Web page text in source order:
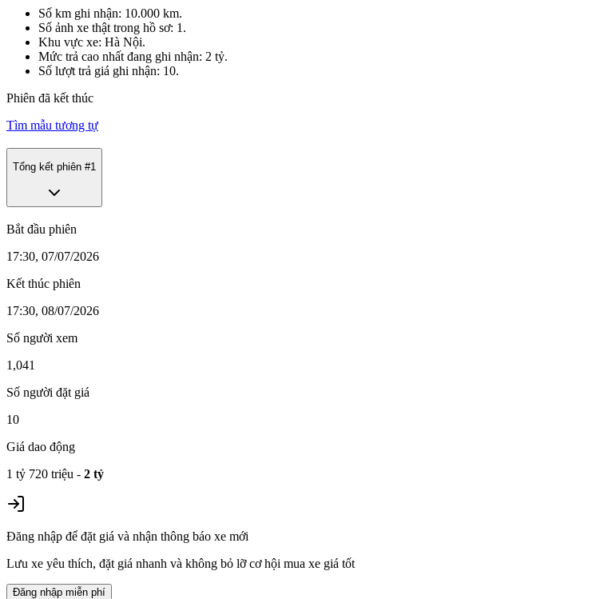
Số km ghi nhận: 10.000 km.
Số ảnh xe thật trong hồ sơ: 1.
Khu vực xe: Hà Nội.
Mức trả cao nhất đang ghi nhận: 2 tỷ.
Số lượt trả giá ghi nhận: 10.
Phiên đã kết thúc
Tìm mẫu tương tự
Tổng kết phiên #1
Bắt đầu phiên
17:30, 07/07/2026
Kết thúc phiên
17:30, 08/07/2026
Số người xem
1,041
Số người đặt giá
10
Giá dao động
1 tỷ 720 triệu - 2 tỷ
Đăng nhập để đặt giá và nhận thông báo xe mới
Lưu xe yêu thích, đặt giá nhanh và không bỏ lỡ cơ hội mua xe giá tốt
Đăng nhập miễn phí